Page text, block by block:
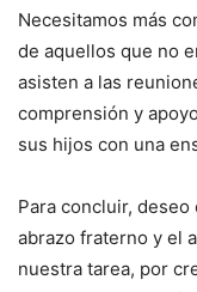
Necesitamos más
de aquellos que no
asisten a las
comprensión y
sus hijos con una
Para concluir,
abrazo fraterno y el
nuestra tarea, por